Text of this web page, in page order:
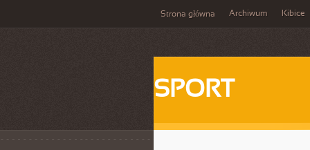
Strona główna Archiwum Kibice
SPORT